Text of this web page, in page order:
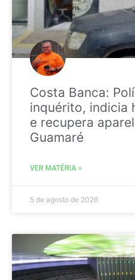
Costa Banca:
inquérito, indicia
e recupera
Guamaré
VER MATÉRIA »
5 de agosto de 2026